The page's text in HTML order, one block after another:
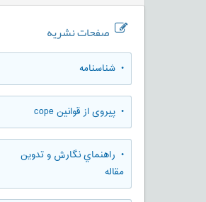
صفحات نشریه
• شناسنامه
• پیروی از قوانین cope
• راهنماي نگارش و تدوين
مقاله